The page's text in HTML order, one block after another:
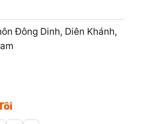
Đông Dinh, Diên Khánh,